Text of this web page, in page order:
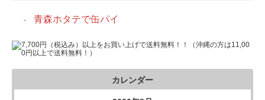
青森ホタテで缶パイ
カレンダー